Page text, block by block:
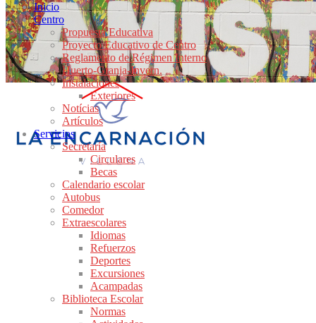
Inicio
Centro
Propuesta Educativa
Proyecto Educativo de Centro
Reglamento de Régimen Interno
Huerto-Granja-Invern.
Instalaciones
Exteriores
Notícias
Artículos
Servicios
Secretaría
Circulares
Becas
Calendario escolar
Autobus
Comedor
Extraescolares
Idiomas
Refuerzos
Deportes
Excursiones
Acampadas
Biblioteca Escolar
Normas